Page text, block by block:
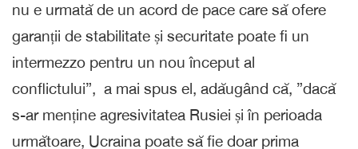
nu e urmată de un acord de pace care să ofere
garanții de stabilitate și securitate poate fi un
intermezzo pentru un nou început al
conflictului”, a mai spus el, adăugând că, ”dacă
s-ar menține agresivitatea Rusiei și în perioada
următoare, Ucraina poate să fie doar prima